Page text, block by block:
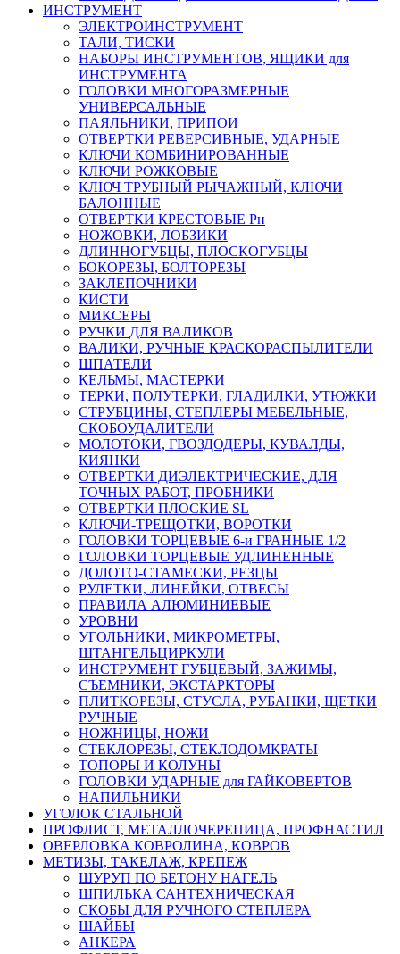
ИНСТРУМЕНТ
ЭЛЕКТРОИНСТРУМЕНТ
ТАЛИ, ТИСКИ
НАБОРЫ ИНСТРУМЕНТОВ, ЯЩИКИ для
ИНСТРУМЕНТА
ГОЛОВКИ МНОГОРАЗМЕРНЫЕ
УНИВЕРСАЛЬНЫЕ
ПАЯЛЬНИКИ, ПРИПОИ
ОТВЕРТКИ РЕВЕРСИВНЫЕ, УДАРНЫЕ
КЛЮЧИ КОМБИНИРОВАННЫЕ
КЛЮЧИ РОЖКОВЫЕ
КЛЮЧ ТРУБНЫЙ РЫЧАЖНЫЙ, КЛЮЧИ
БАЛОННЫЕ
ОТВЕРТКИ КРЕСТОВЫЕ Рн
НОЖОВКИ, ЛОБЗИКИ
ДЛИННОГУБЦЫ, ПЛОСКОГУБЦЫ
БОКОРЕЗЫ, БОЛТОРЕЗЫ
ЗАКЛЕПОЧНИКИ
КИСТИ
МИКСЕРЫ
РУЧКИ ДЛЯ ВАЛИКОВ
ВАЛИКИ, РУЧНЫЕ КРАСКОРАСПЫЛИТЕЛИ
ШПАТЕЛИ
КЕЛЬМЫ, МАСТЕРКИ
ТЕРКИ, ПОЛУТЕРКИ, ГЛАДИЛКИ, УТЮЖКИ
СТРУБЦИНЫ, СТЕПЛЕРЫ МЕБЕЛЬНЫЕ,
СКОБОУДАЛИТЕЛИ
МОЛОТОКИ, ГВОЗДОДЕРЫ, КУВАЛДЫ,
КИЯНКИ
ОТВЕРТКИ ДИЭЛЕКТРИЧЕСКИЕ, ДЛЯ
ТОЧНЫХ РАБОТ, ПРОБНИКИ
ОТВЕРТКИ ПЛОСКИЕ SL
КЛЮЧИ-ТРЕЩОТКИ, ВОРОТКИ
ГОЛОВКИ ТОРЦЕВЫЕ 6-и ГРАННЫЕ 1/2
ГОЛОВКИ ТОРЦЕВЫЕ УДЛИНЕННЫЕ
ДОЛОТО-СТАМЕСКИ, РЕЗЦЫ
РУЛЕТКИ, ЛИНЕЙКИ, ОТВЕСЫ
ПРАВИЛА АЛЮМИНИЕВЫЕ
УРОВНИ
УГОЛЬНИКИ, МИКРОМЕТРЫ,
ШТАНГЕЛЬЦИРКУЛИ
ИНСТРУМЕНТ ГУБЦЕВЫЙ, ЗАЖИМЫ,
СЪЕМНИКИ, ЭКСТАРКТОРЫ
ПЛИТКОРЕЗЫ, СТУСЛА, РУБАНКИ, ЩЕТКИ
РУЧНЫЕ
НОЖНИЦЫ, НОЖИ
СТЕКЛОРЕЗЫ, СТЕКЛОДОМКРАТЫ
ТОПОРЫ И КОЛУНЫ
ГОЛОВКИ УДАРНЫЕ для ГАЙКОВЕРТОВ
НАПИЛЬНИКИ
УГОЛОК СТАЛЬНОЙ
ПРОФЛИСТ, МЕТАЛЛОЧЕРЕПИЦА, ПРОФНАСТИЛ
ОВЕРЛОВКА КОВРОЛИНА, КОВРОВ
МЕТИЗЫ, ТАКЕЛАЖ, КРЕПЕЖ
ШУРУП ПО БЕТОНУ НАГЕЛЬ
ШПИЛЬКА САНТЕХНИЧЕСКАЯ
СКОБЫ ДЛЯ РУЧНОГО СТЕПЛЕРА
ШАЙБЫ
АНКЕРА